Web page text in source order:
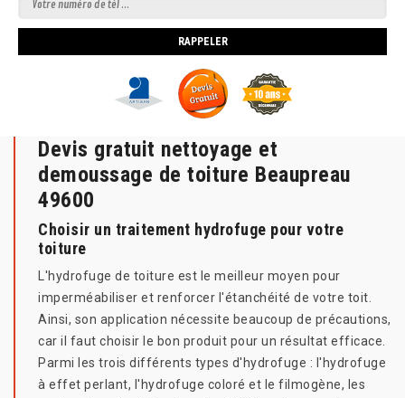
Devis gratuit nettoyage et
demoussage de toiture Beaupreau
49600
Choisir un traitement hydrofuge pour votre
toiture
L'hydrofuge de toiture est le meilleur moyen pour
imperméabiliser et renforcer l'étanchéité de votre toit.
Ainsi, son application nécessite beaucoup de précautions,
car il faut choisir le bon produit pour un résultat efficace.
Parmi les trois différents types d'hydrofuge : l'hydrofuge
à effet perlant, l'hydrofuge coloré et le filmogène, les